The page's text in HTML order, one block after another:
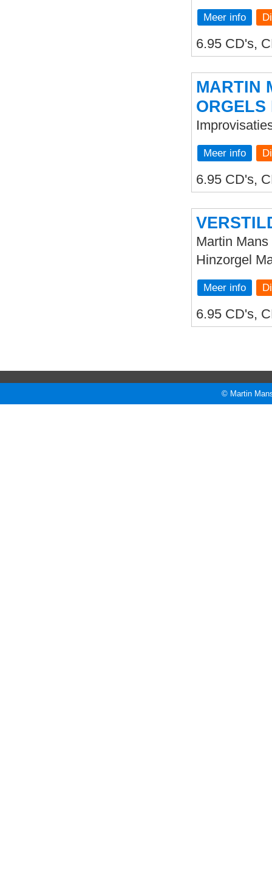
Meer info
6.95 CD's,
MARTIN
ORGELS
Meer info
6.95 CD's,
Martin
Hinzorgel
Meer info
6.95 CD's,
© Martin